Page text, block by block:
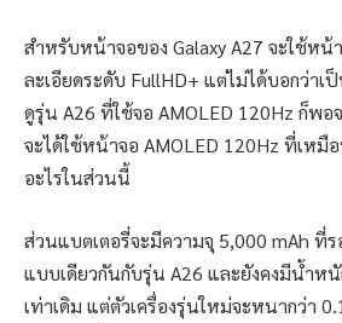
สำหรับหน้าจอของ Galaxy A27 จะใช้ห
ละเอียดระดับ FullHD+ แต่ไม่ได้บอกว่า
ดูรุ่น A26 ที่ใช้จอ AMOLED 120Hz ก็พอ
จะได้ใช้หน้าจอ AMOLED 120Hz ที่เหมื
อะไรในส่วนนี้
ส่วนแบตเตอรี่จะมีความจุ 5,000 mAh ที่ร
แบบเดียวกันกับรุ่น A26 และยังคงมีน้ำห
เท่าเดิม แต่ตัวเครื่องรุ่นใหม่จะหนากว่า